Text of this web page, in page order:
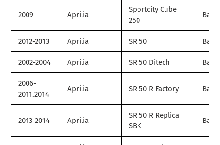
2009 Aprilia
Sportcity Cube
250
Base
2012-2013 Aprilia SR 50 Base
2002-2004 Aprilia SR 50 Ditech Base
2006-
2011,2014
Aprilia SR 50 R Factory Base
2013-2014 Aprilia
SR 50 R Replica
SBK
Base